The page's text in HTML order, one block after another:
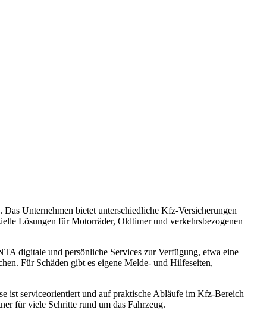
Unternehmen bietet unterschiedliche Kfz-Versicherungen
Lösungen für Motorräder, Oldtimer und verkehrsbezogenen
digitale und persönliche Services zur Verfügung, etwa eine
Für Schäden gibt es eigene Melde- und Hilfeseiten,
ist serviceorientiert und auf praktische Abläufe im Kfz-Bereich
für viele Schritte rund um das Fahrzeug.